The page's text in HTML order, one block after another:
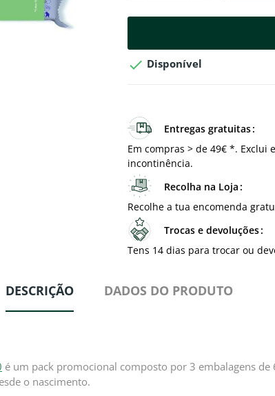
 Disponível
Entregas gratuitas
Em compras > de 49€ *.
incontinência.
Recolha na Loja
Recolhe a tua encomenda
Trocas e devoluções
Tens 14 dias para trocar ou
DESCRIÇÃO DADOS DO PRODUTO
é um pack promocional composto por 3 embalagens
o nascimento.